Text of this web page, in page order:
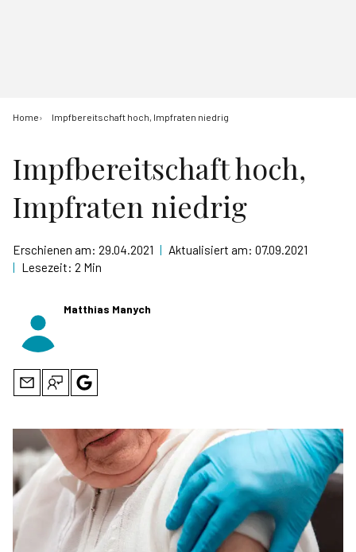
Home Impfbereitschaft hoch, Impfraten niedrig
Impfbereitschaft hoch,
Impfraten niedrig
Erschienen am: 29.04.2021 | Aktualisiert am: 07.09.2021
| Lesezeit: 2 Min
Matthias Manych